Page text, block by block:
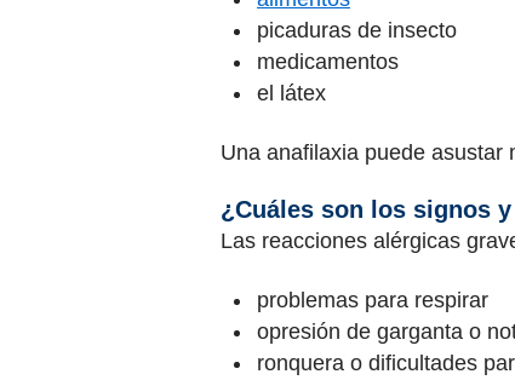
picaduras de insecto
medicamentos
el látex
Una anafilaxia puede asustar
¿Cuáles son los signos
Las reacciones alérgicas
problemas para respirar
opresión de garganta o
ronquera o dificultades